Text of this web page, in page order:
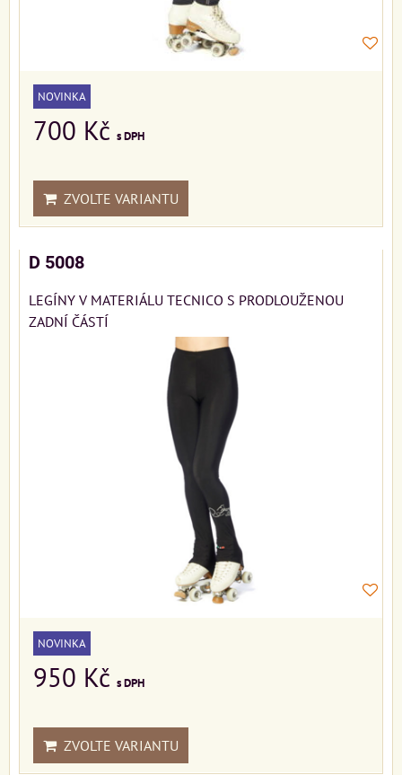
NOVINKA
700 Kč s DPH
ZVOLTE VARIANTU
D 5008
LEGÍNY V MATERIÁLU TECNICO S PRODLOUŽENOU
ZADNÍ ČÁSTÍ
NOVINKA
950 Kč s DPH
ZVOLTE VARIANTU